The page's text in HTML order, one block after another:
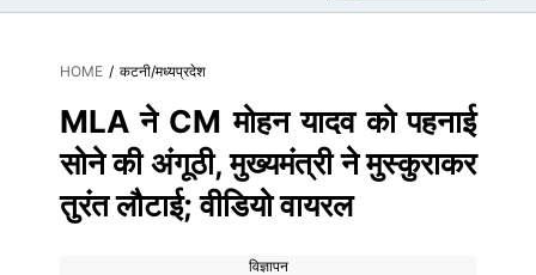
HOME / कटनी/मध्यप्रदेश
MLA ने CM मोहन यादव को पहनाई
सोने की अंगूठी, मुख्यमंत्री ने मुस्कुराकर
तुरंत लौटाई; वीडियो वायरल
विज्ञापन